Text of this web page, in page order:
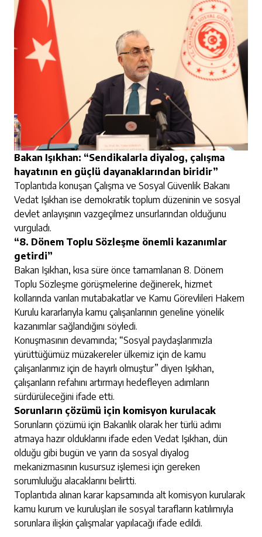
Bakan Işıkhan: “Sendikalarla diyalog, çalışma
hayatının en güçlü dayanaklarından biridir”
Toplantıda konuşan Çalışma ve Sosyal Güvenlik Bakanı
Vedat Işıkhan ise demokratik toplum düzeninin ve sosyal
devlet anlayışının vazgeçilmez unsurlarından olduğunu
vurguladı.
“8. Dönem Toplu Sözleşme önemli kazanımlar
getirdi”
Bakan Işıkhan, kısa süre önce tamamlanan 8. Dönem
Toplu Sözleşme görüşmelerine değinerek, hizmet
kollarında varılan mutabakatlar ve Kamu Görevlileri Hakem
Kurulu kararlarıyla kamu çalışanlarının geneline yönelik
kazanımlar sağlandığını söyledi.
Konuşmasının devamında; “Sosyal paydaşlarımızla
yürüttüğümüz müzakereler ülkemiz için de kamu
çalışanlarımız için de hayırlı olmuştur” diyen Işıkhan,
çalışanların refahını artırmayı hedefleyen adımların
sürdürüleceğini ifade etti.
Sorunların çözümü için komisyon kurulacak
Sorunların çözümü için Bakanlık olarak her türlü adımı
atmaya hazır olduklarını ifade eden Vedat Işıkhan, dün
olduğu gibi bugün ve yarın da sosyal diyalog
mekanizmasının kusursuz işlemesi için gereken
sorumluluğu alacaklarını belirtti.
Toplantıda alınan karar kapsamında alt komisyon kurularak
kamu kurum ve kuruluşları ile sosyal tarafların katılımıyla
sorunlara ilişkin çalışmalar yapılacağı ifade edildi.